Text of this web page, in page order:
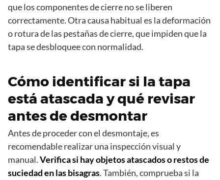
que los componentes de cierre no se liberen
correctamente. Otra causa habitual es la deformación
o rotura de las pestañas de cierre, que impiden que la
tapa se desbloquee con normalidad.
Cómo identificar si la tapa
está atascada y qué revisar
antes de desmontar
Antes de proceder con el desmontaje, es
recomendable realizar una inspección visual y
manual.Verifica si hay objetos atascados o restos de
suciedad en las bisagras. También, comprueba si la